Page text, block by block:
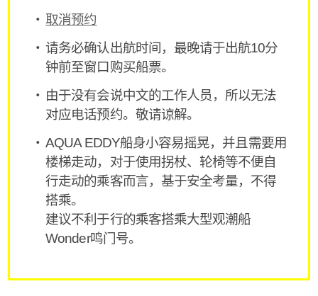
取消预约
请务必确认出航时间，最晚请于出航10分
钟前至窗口购买船票。
由于没有会说中文的工作人员，所以无法
对应电话预约。敬请谅解。
AQUA EDDY船身小容易摇晃，并且需要用
楼梯走动，对于使用拐杖、轮椅等不便自
行走动的乘客而言，基于安全考量，不得
搭乘。
建议不利于行的乘客搭乘大型观潮船
Wonder鸣门号。